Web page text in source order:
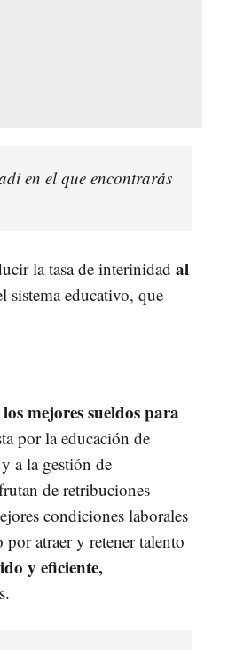
en el que encontrarás
la tasa de interinidad al
sistema educativo, que
mejores sueldos para
por la educación de
a la gestión de
de retribuciones
condiciones laborales
atraer y retener talento
y eficiente,